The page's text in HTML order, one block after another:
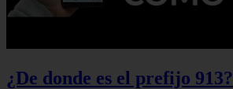
¿De donde es el prefijo 913?